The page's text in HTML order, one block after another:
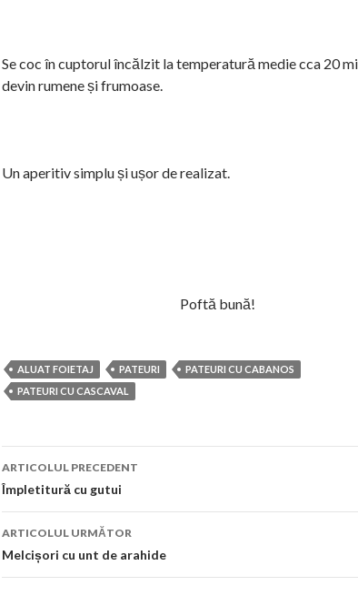
Se coc în cuptorul încălzit la temperatură medie cca 20
devin rumene și frumoase.
Un aperitiv simplu și ușor de realizat.
Poftă bună!
ALUAT FOIETAJ PATEURI
PATEURI CU CABANOS
PATEURI CU CASCAVAL
Navigare
în
articol
ARTICOLUL PRECEDENT
Împletitură cu gutui
ARTICOLUL URMĂTOR
Melcișori cu unt de arahide